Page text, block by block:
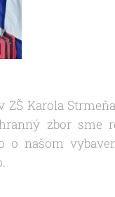
Karola
zbor sme
o našom